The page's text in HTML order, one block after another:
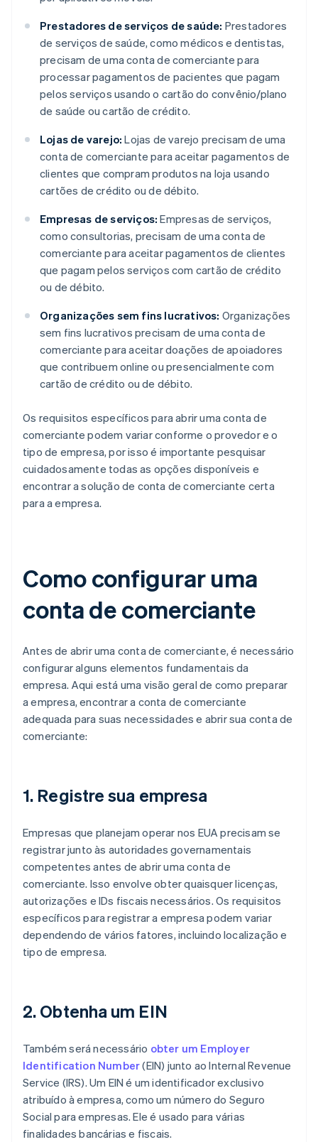
Prestadores de serviços de saúde: Prestadores
de serviços de saúde, como médicos e dentistas,
precisam de uma conta de comerciante para
processar pagamentos de pacientes que pagam
pelos serviços usando o cartão do convênio/plano
de saúde ou cartão de crédito.
Lojas de varejo: Lojas de varejo precisam de uma
conta de comerciante para aceitar pagamentos de
clientes que compram produtos na loja usando
cartões de crédito ou de débito.
Empresas de serviços: Empresas de serviços,
como consultorias, precisam de uma conta de
comerciante para aceitar pagamentos de clientes
que pagam pelos serviços com cartão de crédito
ou de débito.
Organizações sem fins lucrativos: Organizações
sem fins lucrativos precisam de uma conta de
comerciante para aceitar doações de apoiadores
que contribuem online ou presencialmente com
cartão de crédito ou de débito.
Os requisitos específicos para abrir uma conta de
comerciante podem variar conforme o provedor e o
tipo de empresa, por isso é importante pesquisar
cuidadosamente todas as opções disponíveis e
encontrar a solução de conta de comerciante certa
para a empresa.
Como configurar uma
conta de comerciante
Antes de abrir uma conta de comerciante, é necessário
configurar alguns elementos fundamentais da
empresa. Aqui está uma visão geral de como preparar
a empresa, encontrar a conta de comerciante
adequada para suas necessidades e abrir sua conta de
comerciante:
1. Registre sua empresa
Empresas que planejam operar nos EUA precisam se
registrar junto às autoridades governamentais
competentes antes de abrir uma conta de
comerciante. Isso envolve obter quaisquer licenças,
autorizações e IDs fiscais necessários. Os requisitos
específicos para registrar a empresa podem variar
dependendo de vários fatores, incluindo localização e
tipo de empresa.
2. Obtenha um EIN
Também será necessário obter um Employer
Identification Number(EIN) junto ao Internal Revenue
Service (IRS). Um EIN é um identificador exclusivo
atribuído à empresa, como um número do Seguro
Social para empresas. Ele é usado para várias
finalidades bancárias e fiscais.